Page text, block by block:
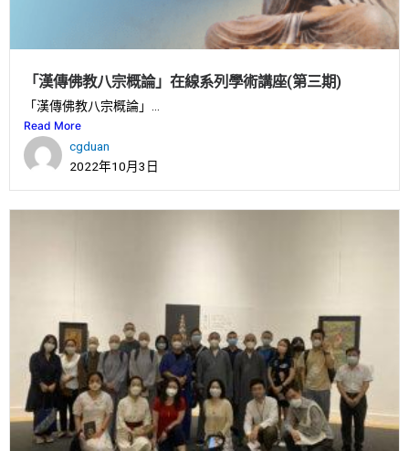
「漢傳佛教八宗概論」在線系列學術講座(第三期)
「漢傳佛教八宗概論」...
Read More
cgduan
2022年10月3日